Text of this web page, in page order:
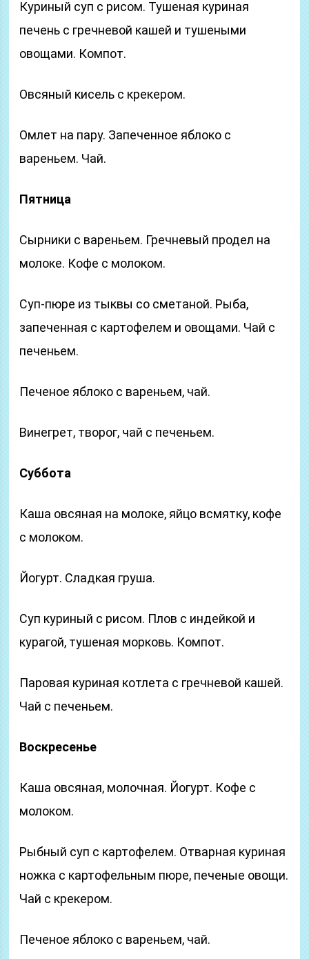
Куриный суп с рисом. Тушеная куриная
печень с гречневой кашей и тушеными
овощами. Компот.
Овсяный кисель с крекером.
Омлет на пару. Запеченное яблоко с
вареньем. Чай.
Пятница
Сырники с вареньем. Гречневый продел на
молоке. Кофе с молоком.
Суп-пюре из тыквы со сметаной. Рыба,
запеченная с картофелем и овощами. Чай с
печеньем.
Печеное яблоко с вареньем, чай.
Винегрет, творог, чай с печеньем.
Суббота
Каша овсяная на молоке, яйцо всмятку, кофе
с молоком.
Йогурт. Сладкая груша.
Суп куриный с рисом. Плов с индейкой и
курагой, тушеная морковь. Компот.
Паровая куриная котлета с гречневой кашей.
Чай с печеньем.
Воскресенье
Каша овсяная, молочная. Йогурт. Кофе с
молоком.
Рыбный суп с картофелем. Отварная куриная
ножка с картофельным пюре, печеные овощи.
Чай с крекером.
Печеное яблоко с вареньем, чай.